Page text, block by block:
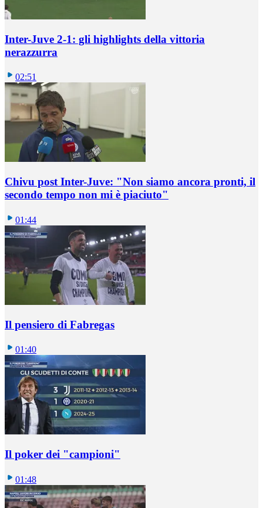
Inter-Juve 2-1: gli highlights della vittoria
nerazzurra
02:51
Chivu post Inter-Juve: "Non siamo ancora pronti, il
secondo tempo non mi è piaciuto"
01:44
Il pensiero di Fabregas
01:40
Il poker dei "campioni"
01:48